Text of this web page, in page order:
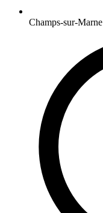
Champs-sur-Marne